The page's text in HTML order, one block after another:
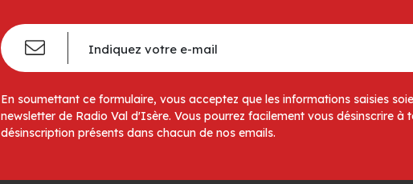
En soumettant ce formulaire, vous acceptez que les informations saisies
newsletter de Radio Val d'Isère. Vous pourrez facilement vous désinscrire à
désinscription présents dans chacun de nos emails.